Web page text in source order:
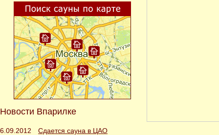
Новости Впарилке
6.09.2012 Сдается сауна в ЦАО